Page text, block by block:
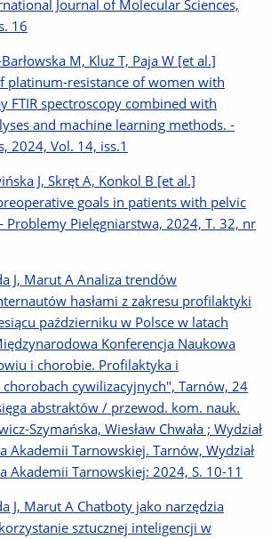
Journal of Molecular Sciences,
16
M, Kluz T, Paja W [et al.]
platinum-resistance of women with
FTIR spectroscopy combined with
and machine learning methods. -
2024, Vol. 14, iss.1
J, Skręt A, Konkol B [et al.]
goals in patients with pelvic
Problemy Pielęgniarstwa, 2024, T. 32, nr
J, Marut A Analiza trendów
hasłami z zakresu profilaktyki
październiku w Polsce w latach
Konferencja Naukowa
i chorobie. Profilaktyka i
cywilizacyjnych", Tarnów, 24
abstraktów / przewod. kom. nauk.
Szymańska, Wiesław Chwała ; Wydział
Akademii Tarnowskiej. Tarnów, Wydział
Akademii Tarnowskiej: 2024, S. 10-11
J, Marut A Chatboty jako narzędzia
sztucznej inteligencji w